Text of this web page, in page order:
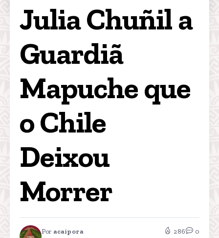
Julia Chuñil a
Guardiã
Mapuche que
o Chile
Deixou
Morrer
Por acaipora
286 0